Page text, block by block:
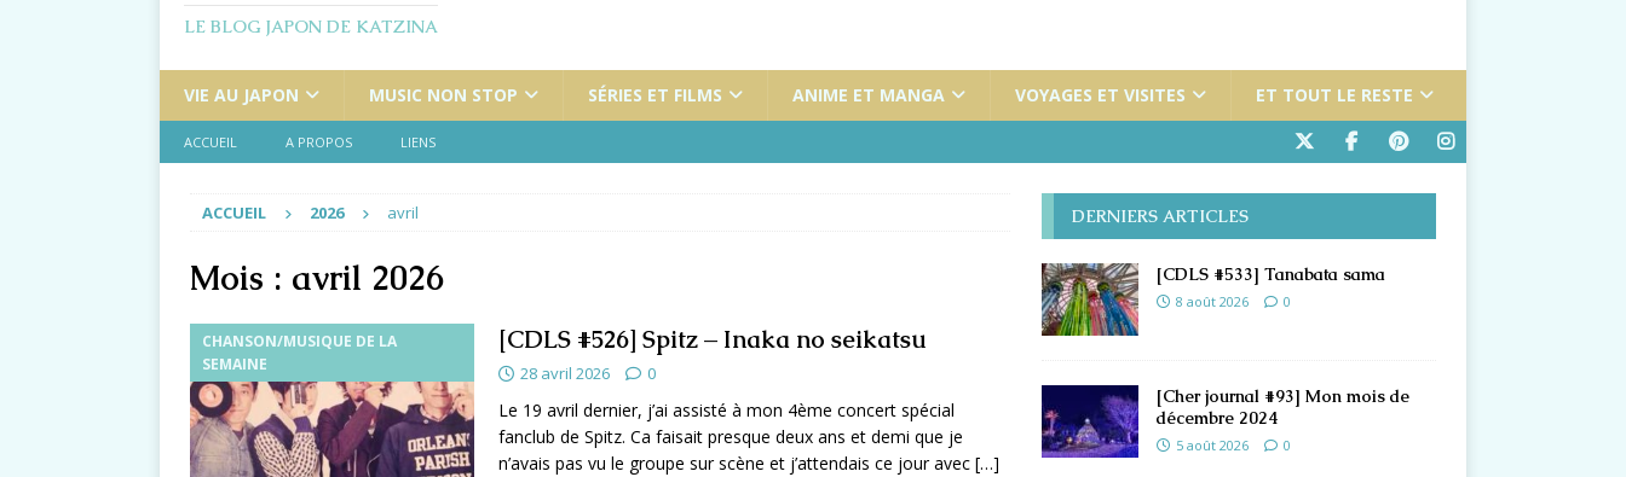
LE BLOG JAPON DE KATZINA
VIE AU JAPON MUSIC NON STOP SÉRIES ET FILMS ANIME ET MANGA VOYAGES ET VISITES ET TOUT LE RESTE
ACCUEIL A PROPOS LIENS
ACCUEIL 2026 avril
Mois : avril 2026
CHANSON/MUSIQUE DE LA
SEMAINE
[CDLS #526] Spitz – Inaka no seikatsu
28 avril 2026 0
Le 19 avril dernier, j’ai assisté à mon 4ème concert spécial
fanclub de Spitz. Ca faisait presque deux ans et demi que je
n’avais pas vu le groupe sur scène et j’attendais ce jour avec […]
DERNIERS ARTICLES
[CDLS #533] Tanabata sama
8 août 2026 0
[Cher journal #93] Mon mois de
décembre 2024
5 août 2026 0